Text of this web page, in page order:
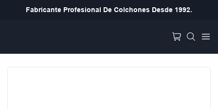
Fabricante Profesional De Colchones Desde 1992.